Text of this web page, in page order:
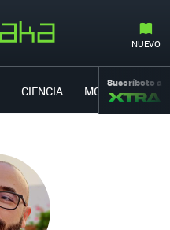
NUEVO
CIENCIA MOVILIDAD
Suscríbete a